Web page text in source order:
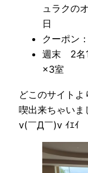
ュラクの
日
クーポン
週末 2名
×3室
どこのサイト
喫出来ちゃいま
v(￣Д￣)v ｲｴｲ